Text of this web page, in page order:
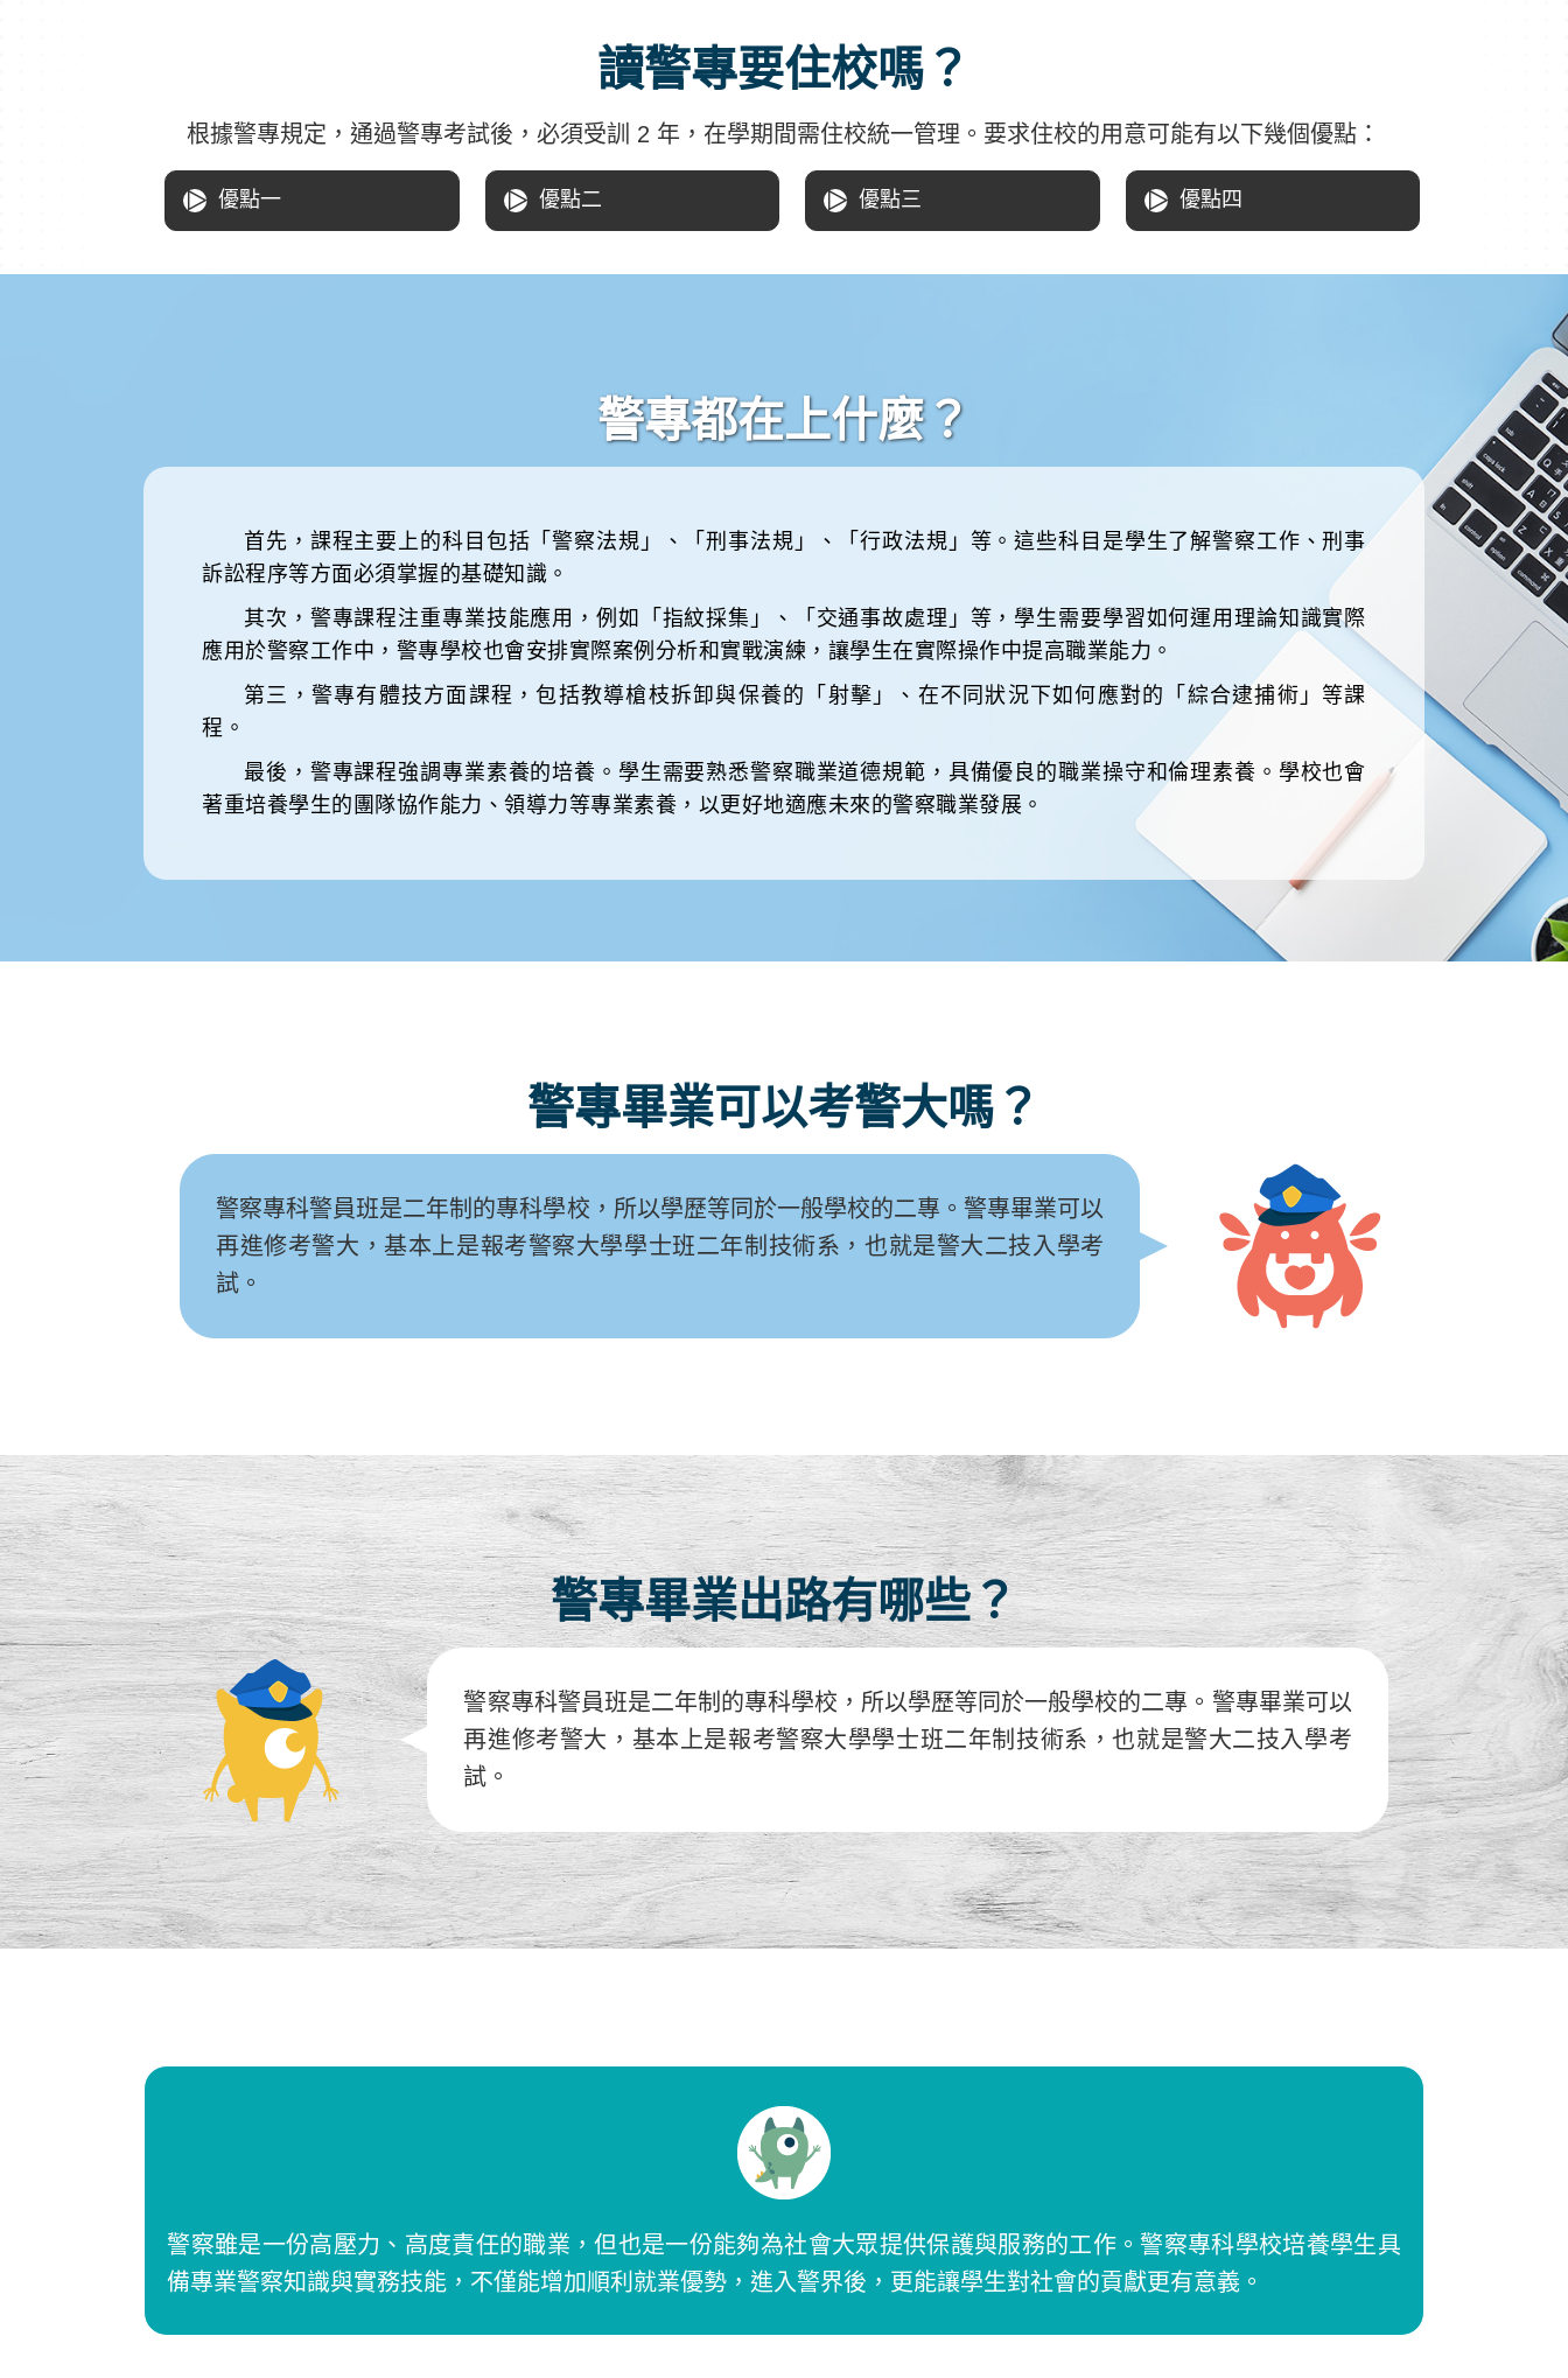
讀警專要住校嗎？
根據警專規定，通過警專考試後，必須受訓 2 年，在學期間需住校統一管理。要求住校的用意可能有以下幾個優點：
△ 優點一
提供學生方便利用的學習
環境和資源，增強學習效
△ 優點二
提高學生的紀律性和自律
性，更能適應將來警職的
△ 優點三
增加學生交流學習互動，
進一步提高團隊合作能
△ 優點四
提供更多的校內體育活動
和健身設施，幫助學生增
警專都在上什麼？
首先，課程主要上的科目包括「警察法規」、「刑事法規」、「行政法規」等。這些科目是學生了解警察工作、刑事
訴訟程序等方面必須掌握的基礎知識。
其次，警專課程注重專業技能應用，例如「指紋採集」、「交通事故處理」等，學生需要學習如何運用理論知識實際
應用於警察工作中，警專學校也會安排實際案例分析和實戰演練，讓學生在實際操作中提高職業能力。
第三，警專有體技方面課程，包括教導槍枝拆卸與保養的「射擊」、在不同狀況下如何應對的「綜合逮捕術」等課
程。
最後，警專課程強調專業素養的培養。學生需要熟悉警察職業道德規範，具備優良的職業操守和倫理素養。學校也會
著重培養學生的團隊協作能力、領導力等專業素養，以更好地適應未來的警察職業發展。
警專畢業可以考警大嗎？
警察專科警員班是二年制的專科學校，所以學歷等同於一般學校的二專。警專畢業可以
再進修考警大，基本上是報考警察大學學士班二年制技術系，也就是警大二技入學考
試。
警專畢業出路有哪些？
警察專科警員班是二年制的專科學校，所以學歷等同於一般學校的二專。警專畢業可以
再進修考警大，基本上是報考警察大學學士班二年制技術系，也就是警大二技入學考
試。
警察雖是一份高壓力、高度責任的職業，但也是一份能夠為社會大眾提供保護與服務的工作。警察專科學校培養學生具
備專業警察知識與實務技能，不僅能增加順利就業優勢，進入警界後，更能讓學生對社會的貢獻更有意義。